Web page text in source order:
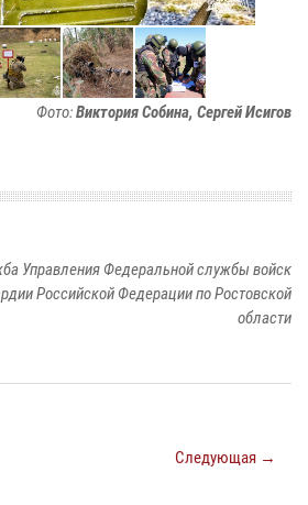
Фото:Виктория Собина, Сергей Исигов
Управления Федеральной службы войск
Российской Федерации по Ростовской
области
Следующая →